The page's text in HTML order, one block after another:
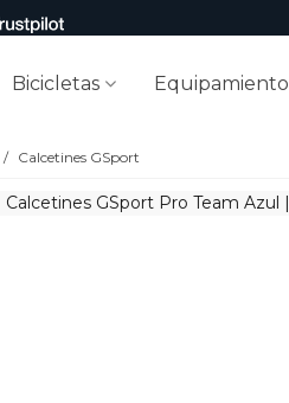
Bicicletas Equipamiento
/ Calcetines GSport